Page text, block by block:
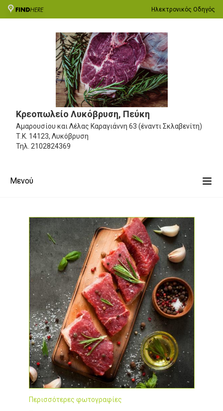
Ηλεκτρονικός Οδηγός
Κρεοπωλείο Λυκόβρυση, Πεύκη
Αμαρουσίου και Λέλας Καραγιάννη 63 (έναντι Σκλαβενίτη)
Τ.Κ. 14123, Λυκόβρυση
Τηλ. 2102824369
Μενού
Περισσότερες φωτογραφίες